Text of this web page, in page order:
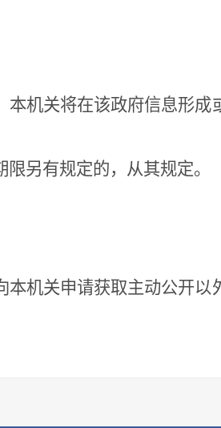
本机关将在该政府信息形成
另有规定的，从其规定。
本机关申请获取主动公开以